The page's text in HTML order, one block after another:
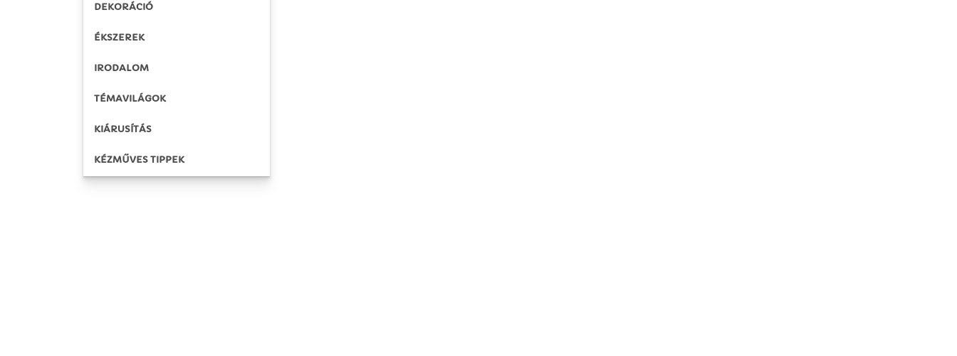
DEKORÁCIÓ
ÉKSZEREK
IRODALOM
TÉMAVILÁGOK
KIÁRUSÍTÁS
KÉZMŰVES TIPPEK